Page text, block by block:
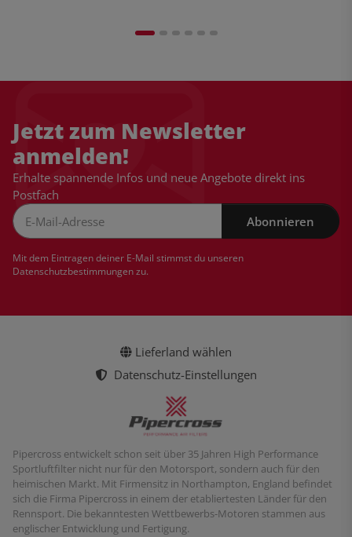
Jetzt zum Newsletter
anmelden!
Erhalte spannende Infos und neue Angebote direkt ins
Postfach
Abonnieren
Mit dem Eintragen deiner E-Mail stimmst du unseren
Datenschutzbestimmungenzu.
Lieferland wählen
Datenschutz-Einstellungen
Pipercross entwickelt schon seit über 35 Jahren High Performance
Sportluftfilter nicht nur für den Motorsport, sondern auch für den
heimischen Markt. Mit Firmensitz in Northampton, England befindet
sich die Firma Pipercross in einem der etabliertesten Länder für den
Rennsport. Die bekanntesten Wettbewerbs-Motoren stammen aus
englischer Entwicklung und Fertigung.